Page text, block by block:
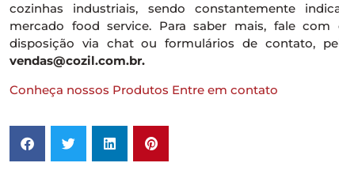
cozinhas industriais, sendo constantemente
mercado food service. Para saber mais, fale com
disposição via chat ou formulários de contato,
vendas@cozil.com.br.
Conheça nossos Produtos Entre em contato